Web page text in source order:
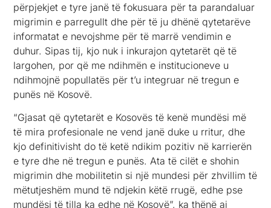
përpjekjet e tyre janë të fokusuara për ta parandaluar
migrimin e parregullt dhe për të ju dhënë qytetarëve
informatat e nevojshme për të marrë vendimin e
duhur. Sipas tij, kjo nuk i inkurajon qytetarët që të
largohen, por që me ndihmën e institucioneve u
ndihmojnë popullatës për t’u integruar në tregun e
punës në Kosovë.
“Gjasat që qytetarët e Kosovës të kenë mundësi më
të mira profesionale ne vend janë duke u rritur, dhe
kjo definitivisht do të ketë ndikim pozitiv në karrierën
e tyre dhe në tregun e punës. Ata të cilët e shohin
migrimin dhe mobilitetin si një mundesi për zhvillim të
mëtutjeshëm mund të ndjekin këtë rrugë, edhe pse
mundësi të tilla ka edhe në Kosovë”, ka thënë ai